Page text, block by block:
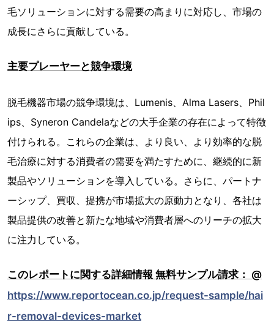
毛ソリューションに対する需要の高まりに対応し、市場の
成長にさらに貢献している。
主要プレーヤーと競争環境
脱毛機器市場の競争環境は、Lumenis、Alma Lasers、Phil
ips、Syneron Candelaなどの大手企業の存在によって特徴
付けられる。これらの企業は、より良い、より効率的な脱
毛治療に対する消費者の需要を満たすために、継続的に新
製品やソリューションを導入している。さらに、パートナ
ーシップ、買収、提携が市場拡大の原動力となり、各社は
製品提供の改善と新たな地域や消費者層へのリーチの拡大
に注力している。
このレポートに関する詳細情報 無料サンプル請求： @
https://www.reportocean.co.jp/request-sample/hai
r-removal-devices-market